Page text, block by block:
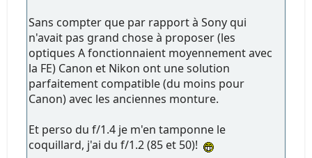
Sans compter que par rapport à Sony qui
n'avait pas grand chose à proposer (les
optiques A fonctionnaient moyennement avec
la FE) Canon et Nikon ont une solution
parfaitement compatible (du moins pour
Canon) avec les anciennes monture.
Et perso du f/1.4 je m'en tamponne le
coquillard, j'ai du f/1.2 (85 et 50)!